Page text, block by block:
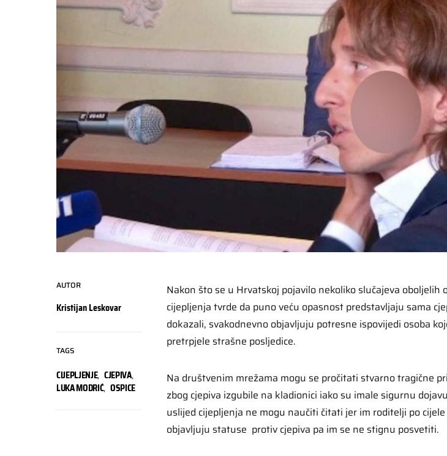
AUTOR
Kristijan Leskovar
TAGS
CIJEPLJENJE, CJEPIVA,
LUKA MODRIĆ, OSPICE
Nakon što se u Hrvatskoj pojavilo nekoliko slučajeva oboljelih
cijepljenja tvrde da puno veću opasnost predstavljaju sama
dokazali, svakodnevno objavljuju potresne ispovijedi osoba
pretrpjele strašne posljedice.
Na društvenim mrežama mogu se pročitati stvarno tragične
zbog cjepiva izgubile na kladionici iako su imale sigurnu
uslijed cijepljenja ne mogu naučiti čitati jer im roditelji po
objavljuju statuse protiv cjepiva pa im se ne stignu posvetiti.